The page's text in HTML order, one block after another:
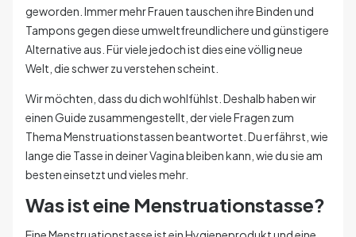
geworden. Immer mehr Frauen tauschen ihre Binden und
Tampons gegen diese umweltfreundlichere und günstigere
Alternative aus. Für viele jedoch ist dies eine völlig neue
Welt, die schwer zu verstehen scheint.
Wir möchten, dass du dich wohlfühlst. Deshalb haben wir
einen Guide zusammengestellt, der viele Fragen zum
Thema Menstruationstassen beantwortet. Du erfährst, wie
lange die Tasse in deiner Vagina bleiben kann, wie du sie am
besten einsetzt und vieles mehr.
Was ist eine Menstruationstasse?